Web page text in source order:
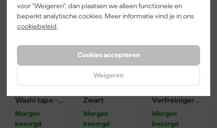
voor "Weigeren", dan plaatsen we alleen functionele en
beperkt analytische cookies. Meer informatie vind je in ons
cookiebeleid.
Cookies accepteren
Weigeren
Paintura
Washi tape -
Morgen
bezorgd
Zwart
Morgen
bezorgd
Verfreiniger –
Morgen
bezorgd